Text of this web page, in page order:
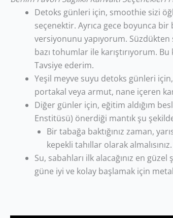
Detoks günleri için, smoothie sizi
seçenektir. Ayrıca gece boyunca bir
versiyonunu yapıyorum.
bazı tohumlar ile karıştırıyorum.
Tavsiye ederim.
Yeşil meyve suyu detoks günleri
portakal veya armut, nane içeren
Diğer günler için, eğitim aldığım
Enstitüsü) önerdiği mantık şu
Bir tabağa baktığınız zaman,
kepekli tahıllar olarak
Su, sabahları ilk alacağınız en
güne iyi ve kolay başlamak için